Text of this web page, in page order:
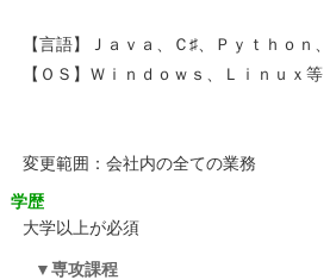
【言語】Ｊａｖａ、Ｃ♯、Ｐｙｔｈｏｎ
【ＯＳ】Ｗｉｎｄｏｗｓ、Ｌｉｎｕｘ等
変更範囲：会社内の全ての業務
学歴
大学以上が必須
専攻課程